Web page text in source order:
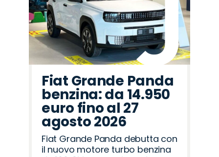
Fiat Grande Panda
benzina: da 14.950
euro fino al 27
agosto 2026
Fiat Grande Panda debutta con
il nuovo motore turbo benzina